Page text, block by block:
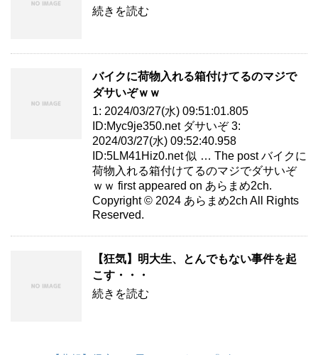
続きを読む
バイクに荷物入れる箱付けてるのマジで
ダサいぞｗｗ
1: 2024/03/27(水) 09:51:01.805
ID:Myc9je350.net ダサいぞ 3:
2024/03/27(水) 09:52:40.958
ID:5LM41Hiz0.net 似 … The post バイクに
荷物入れる箱付けてるのマジでダサいぞ
ｗｗ first appeared on あらまめ2ch.
Copyright © 2024 あらまめ2ch All Rights
Reserved.
【狂気】明大生、とんでもない事件を起
こす・・・
続きを読む